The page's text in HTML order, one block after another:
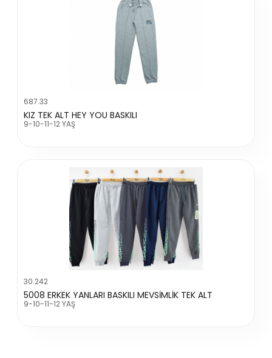
687.33
KIZ TEK ALT HEY YOU BASKILI
9-10-11-12 YAŞ
30.242
5008 ERKEK YANLARI BASKILI MEVSİMLİK TEK ALT
9-10-11-12 YAŞ